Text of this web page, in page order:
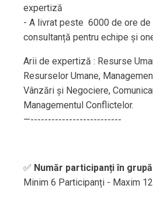
expertiză
- A livrat peste 6000 de ore de
consultanță pentru echipe și
Arii de expertiză : Resurse
Resurselor Umane,
Vânzări și Negociere,
Managementul Conflictelor.
—--------------------------
✅ Număr participanți în grupă
Minim 6 Participanți - Maxim